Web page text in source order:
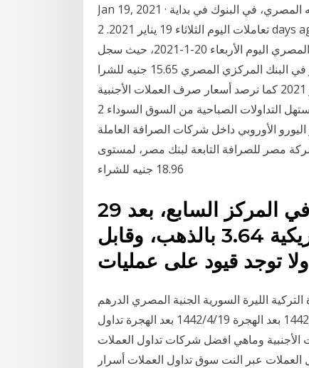
Jan 19, 2021 · ارتفعت أسعار العملات الأجنبية، بشكل جماعي أمام الجنيه المصري، في البنوك في بداية
تعاملات اليوم الثلاثاء 19 يناير 2021. 2 days ago · أسعار صرف العملات الأجنبية اليوم الأربعاء 20-1-2021
آية الجارحي استقرت أسعار العملات الأجنبية مقابل الجنيه المصري اليوم الأربعاء 20-1-2021، حيث سجل
سعر الدولار في البنك المركزي المصري 15.65 جنيه للشرا.. Jan 10, 2021 · ننشر لكم عبر موقع ثقفني،
سعر صرف الدولار في سوريا اليوم الأحد الموافق 10 يناير 2021 كما نرصد أسعار صرف العملات الأجنبية
مقابل الليرة السورية، وذلك في مستهل التداولات الصباحية من السوق السوداء 2 days ago · صرف اليورو
الأوروبي داخل شركات الصرافة العاملة
مصر للصرافة التابعة لبنك مصر، لمستوى
18.96 جنيه للشراء
29 نيسان (إبريل) 2016 وحلت قطر في المركز السابع، بعد
أن بلغ سعر صرف العملة الأمريكية 3.64 بالذهب، وقابل
الليرة السورية الجنية المصري الدرهم
الاماراتي رابط تطبيق العملات اليوم على اندرويد 26‏‏/4‏‏/1442 بعد الهجرة 19‏‏/4‏‏/1442 بعد الهجرة تداول
الأجنبية وماهي افضل شركات تداول العملات
العملات عبر النت سوق تداول العملات أسرار